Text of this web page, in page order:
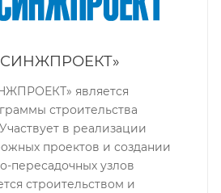
является
строительства
в реализации
проектов и создании
пересадочных узлов
строительством и